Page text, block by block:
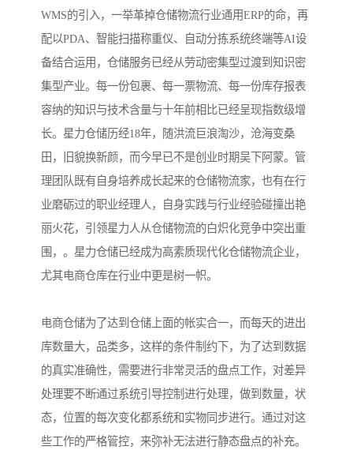
WMS的引入，一举革掉仓储物流行业通用ERP的命，再
配以PDA、智能扫描称重仪、自动分拣系统终端等AI设
备结合运用，仓储服务已经从劳动密集型过渡到知识密
集型产业。每一份包裹、每一票物流、每一份库存报表
容纳的知识与技术含量与十年前相比已经呈现指数级增
长。星力仓储历经18年，随洪流巨浪淘沙，沧海变桑
田，旧貌换新颜，而今早已不是创业时期吴下阿蒙。管
理团队既有自身培养成长起来的仓储物流家，也有在行
业磨砺过的职业经理人，自身实践与行业经验碰撞出艳
丽火花，引领星力人从仓储物流的白炽化竞争中突出重
围，。星力仓储已经成为高素质现代化仓储物流企业，
尤其电商仓库在行业中更是树一帜。
电商仓储为了达到仓储上面的帐实合一，而每天的进出
库数量大，品类多，这样的条件制约下，为了达到数据
的真实准确性，需要进行非常灵活的盘点工作，对差异
处理要不断通过系统引导控制进行处理，做到数量，状
态，位置的每次变化都系统和实物同步进行。通过对这
些工作的严格管控，来弥补无法进行静态盘点的补充。